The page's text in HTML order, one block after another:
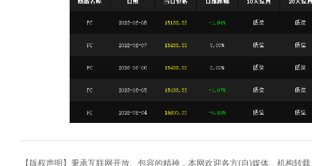
【版权声明】秉承互联网开放、包容的精神，本网欢迎各方(自)媒体、机构转